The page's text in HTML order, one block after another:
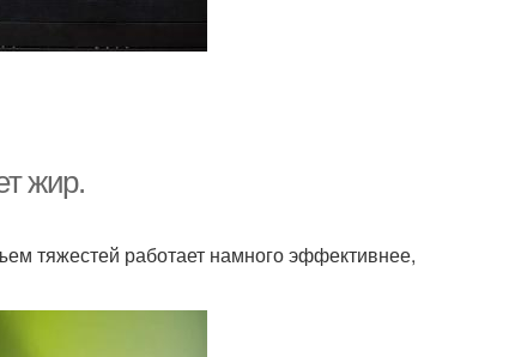
жир.
тяжестей работает намного эффективнее,